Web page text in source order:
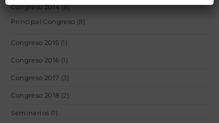
Congreso 2014 (8)
Principal Congreso (8)
Congreso 2015 (1)
Congreso 2016 (1)
Congreso 2017 (3)
Congreso 2018 (2)
Seminarios (1)